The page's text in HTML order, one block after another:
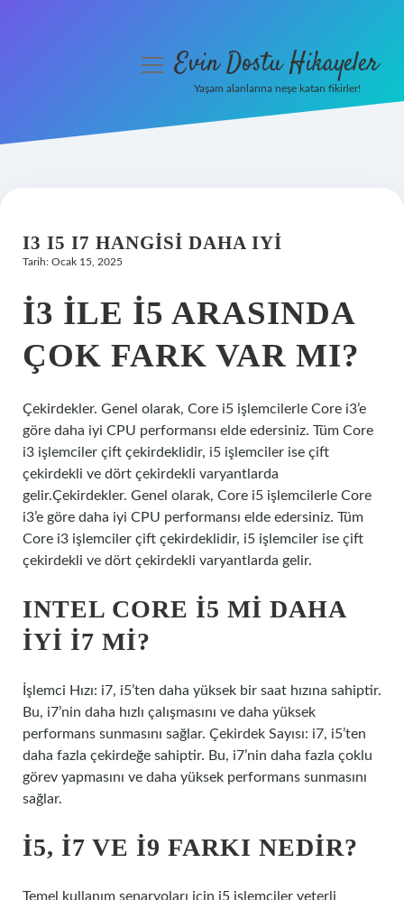
Hakkımızda
menüyüEvin Dostu Hikayeler
Yaşam alanlarına neşe katan fikirler!
I3 I5 I7 HANGISI DAHA IYI
Tarih: Ocak 15, 2025
İ3 ILE I5 ARASINDA
ÇOK FARK VAR MI?
Çekirdekler. Genel olarak, Core i5 işlemcilerle Core i3’e
göre daha iyi CPU performansı elde edersiniz. Tüm Core
i3 işlemciler çift çekirdeklidir, i5 işlemciler ise çift
çekirdekli ve dört çekirdekli varyantlarda
gelir.Çekirdekler. Genel olarak, Core i5 işlemcilerle Core
i3’e göre daha iyi CPU performansı elde edersiniz. Tüm
Core i3 işlemciler çift çekirdeklidir, i5 işlemciler ise çift
çekirdekli ve dört çekirdekli varyantlarda gelir.
INTEL CORE I5 MI DAHA
IYI I7 MI?
İşlemci Hızı: i7, i5’ten daha yüksek bir saat hızına sahiptir.
Bu, i7’nin daha hızlı çalışmasını ve daha yüksek
performans sunmasını sağlar. Çekirdek Sayısı: i7, i5’ten
daha fazla çekirdeğe sahiptir. Bu, i7’nin daha fazla çoklu
görev yapmasını ve daha yüksek performans sunmasını
sağlar.
I5, I7 VE I9 FARKI NEDIR?
Temel kullanım senaryoları için i5 işlemciler yeterli